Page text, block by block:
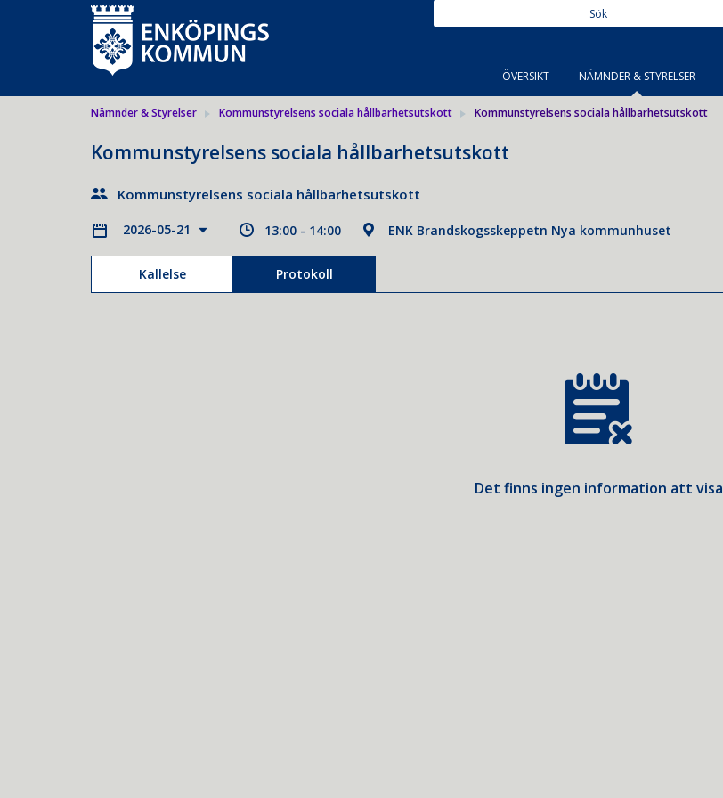
ÖVERSIKT NÄMNDER & STYRELSER
Nämnder & Styrelser Kommunstyrelsens sociala hållbarhetsutskott Kommunstyrelsens sociala hållbarhetsutskott
Kommunstyrelsens sociala hållbarhetsutskott
Kommunstyrelsens sociala hållbarhetsutskott
2026-05-21 13:00 - 14:00 ENK Brandskogsskeppetn Nya kommunhuset
Kallelse Protokoll
Det finns ingen information att visa